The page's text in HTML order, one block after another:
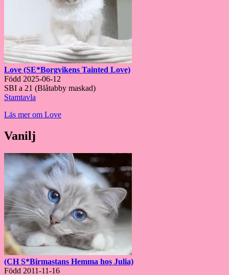
Love (SE*Borgvikens Tainted Love)
Född 2025-06-12
SBI a 21 (Blåtabby maskad)
Stamtavla
Läs mer om Love
Vanilj
(CH S*Birmastans Hemma hos Julia)
Född 2011-11-16